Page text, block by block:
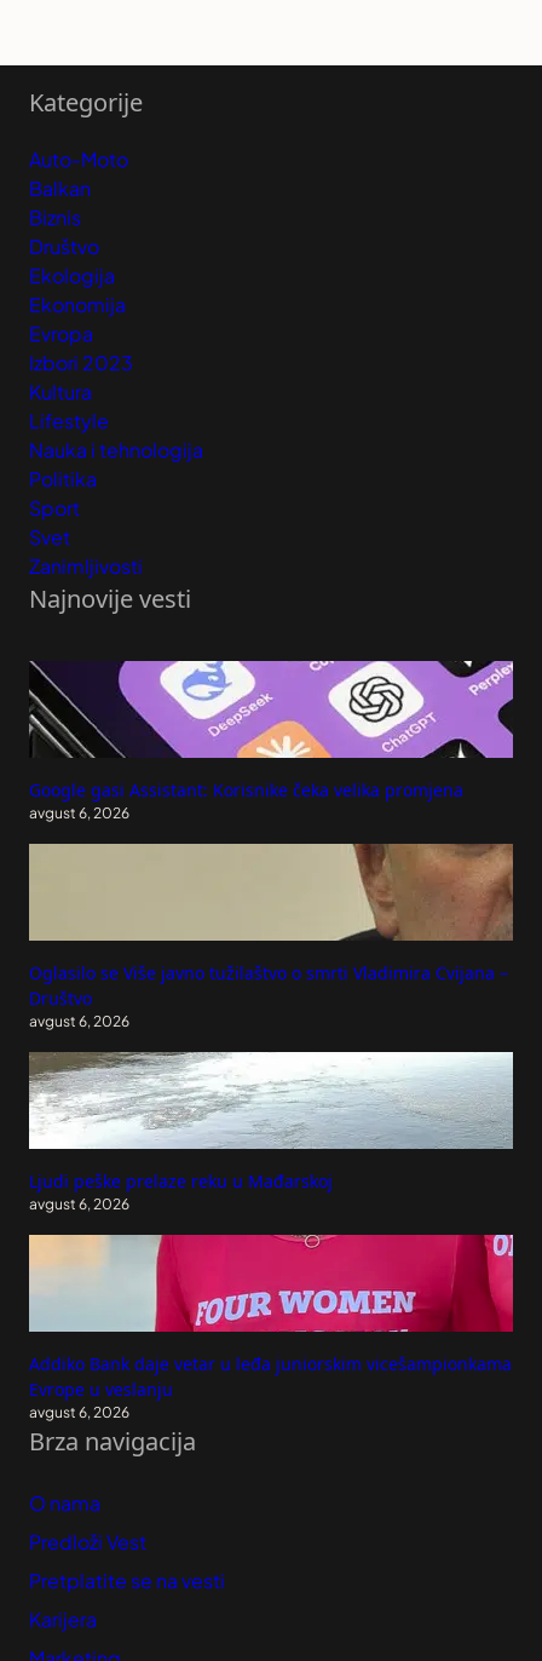
Kategorije
Auto-Moto
Balkan
Biznis
Društvo
Ekologija
Ekonomija
Evropa
Izbori 2023
Kultura
Lifestyle
Nauka i tehnologija
Politika
Sport
Svet
Zanimljivosti
Najnovije vesti
Google gasi Assistant: Korisnike čeka velika promjena
avgust 6, 2026
Oglasilo se Više javno tužilaštvo o smrti Vladimira Cvijana –
Društvo
avgust 6, 2026
Ljudi peške prelaze reku u Mađarskoj
avgust 6, 2026
Addiko Bank daje vetar u leđa juniorskim vicešampionkama
Evrope u veslanju
avgust 6, 2026
Brza navigacija
O nama
Predloži Vest
Pretplatite se na vesti
Karijera